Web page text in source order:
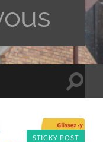
Toggle
STICKY POST